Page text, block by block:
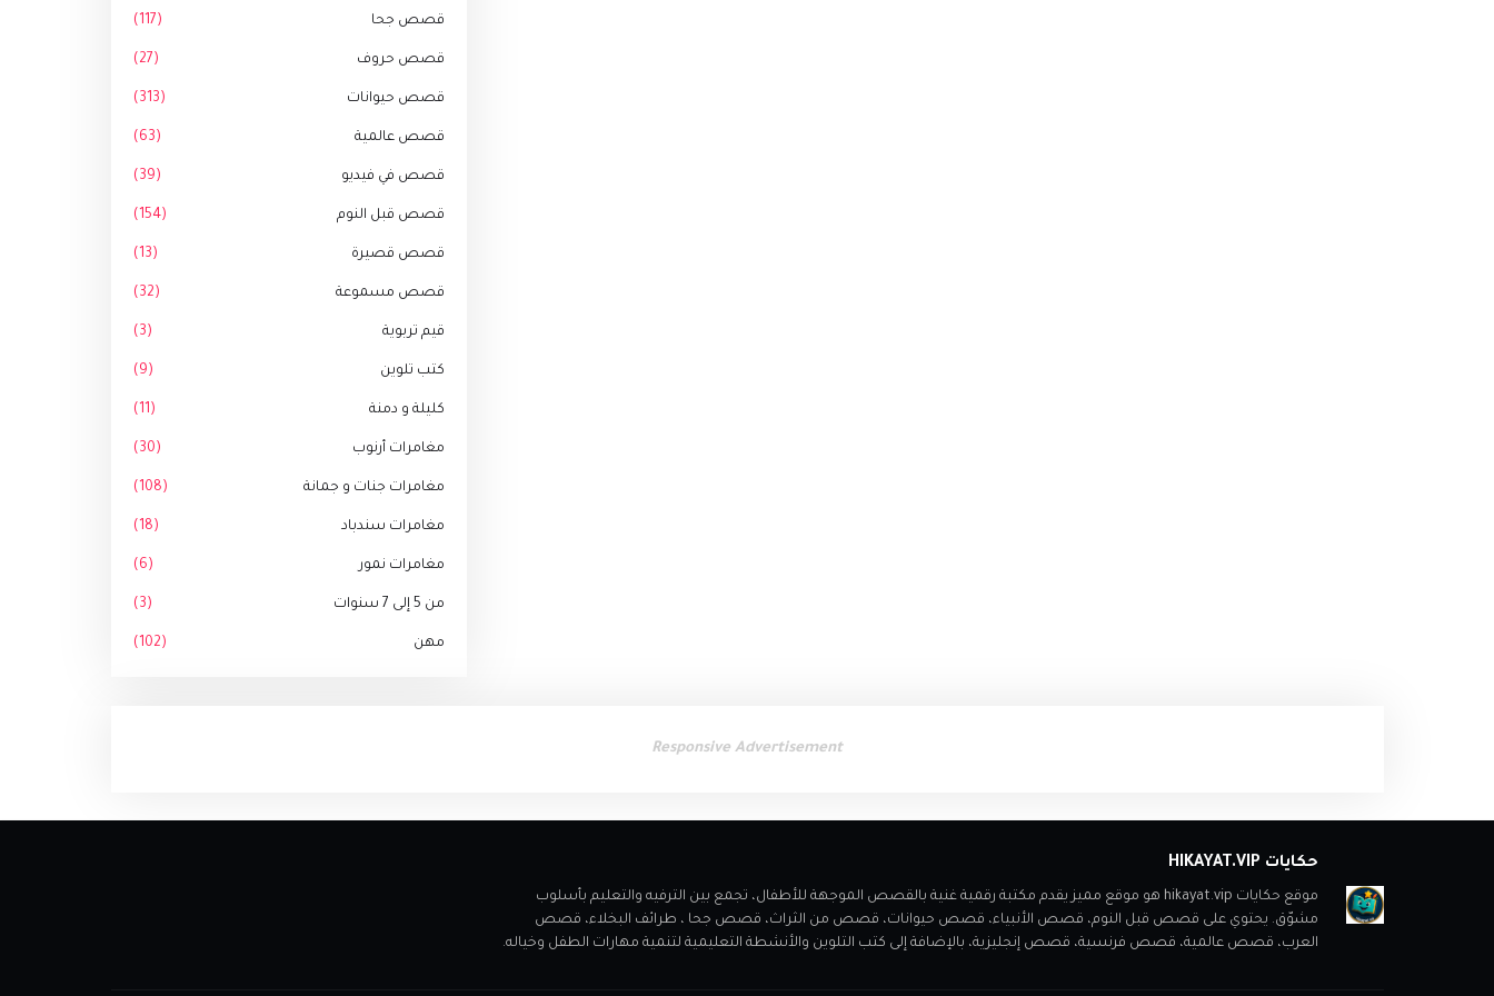
قصص جحا (117)
قصص حروف (27)
قصص حيوانات (313)
قصص عالمية (63)
قصص في فيديو (39)
قصص قبل النوم (154)
قصص قصيرة (13)
قصص مسموعة (32)
قيم تربوية (3)
كتب تلوين (9)
كليلة و دمنة (11)
مغامرات أرنوب (30)
مغامرات جنات و جمانة (108)
مغامرات سندباد (18)
مغامرات نمور (6)
من 5 إلى 7 سنوات (3)
مهن (102)
Responsive Advertisement
حكايات HIKAYAT.VIP
موقع حكايات hikayat.vip هو موقع مميز يقدم مكتبة رقمية غنية بالقصص الموجهة للأطفال، تجمع بين الترفيه والتعليم بأسلوب
مشوّق. يحتوي على قصص قبل النوم، قصص الأنبياء، قصص حيوانات، قصص من الثراث، قصص جحا ، طرائف البخلاء، قصص
العرب، قصص عالمية، قصص فرنسية، قصص إنجليزية، بالإضافة إلى كتب التلوين والأنشطة التعليمية لتنمية مهارات الطفل وخياله.